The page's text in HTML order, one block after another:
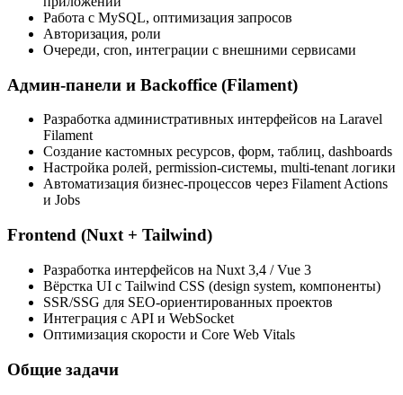
Работа с MySQL, оптимизация запросов
Авторизация, роли
Очереди, cron, интеграции с внешними сервисами
Админ-панели и Backoffice (Filament)
Разработка административных интерфейсов на Laravel
Filament
Создание кастомных ресурсов, форм, таблиц, dashboards
Настройка ролей, permission-системы, multi-tenant логики
Автоматизация бизнес-процессов через Filament Actions
и Jobs
Frontend (Nuxt + Tailwind)
Разработка интерфейсов на Nuxt 3,4 / Vue 3
Вёрстка UI с Tailwind CSS (design system, компоненты)
SSR/SSG для SEO-ориентированных проектов
Интеграция с API и WebSocket
Оптимизация скорости и Core Web Vitals
Общие задачи